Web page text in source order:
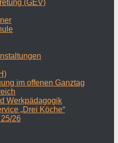
(GEV)
im offenen Ganztag
Werkpädagogik
„Drei Köche“
26